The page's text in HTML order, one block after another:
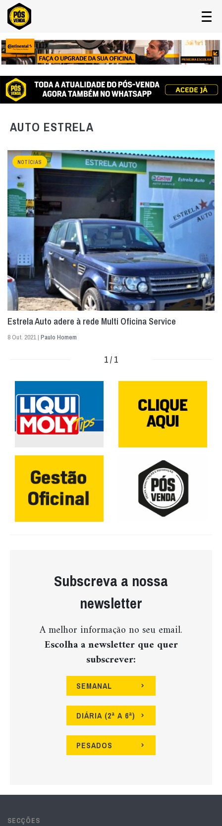
AUTO ESTRELA
NOTÍCIAS
Estrela Auto adere à rede Multi Oficina Service
8 Out. 2021 | Paulo Homem
1 / 1
Subscreva a nossa
newsletter
A melhor informação no seu email.
Escolha a newsletter que quer
subscrever:
SEMANAL
DIÁRIA (2ª A 6ª)
PESADOS
SECÇÕES